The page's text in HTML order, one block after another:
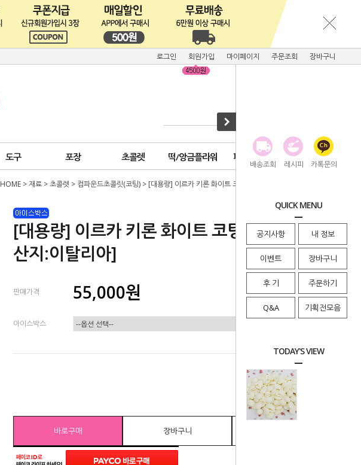
배송조회 레시피 카톡문의
QUICK MENU
공지사항 내 정보
이벤트 장바구니
후 기 주문하기
Q&A 기획전모음
TODAY'S VIEW
로그인 회원가입 마이페이지 주문조회 장바구니
도구 포장 초콜렛 떡/앙금플라워 피크닉용품
HOME >재료 >초콜렛 > 컴파운드초콜릿(코팅) > [대용량] 이르카 키론 화이트 코팅초콜릿5kg[원산지:이탈리아]
[대용량] 이르카 키론 화이트 코팅초콜릿5kg[원
산지:이탈리아]
판매가격 55,000원
아이스박스
총 상품 금액
바로구매 장바구니